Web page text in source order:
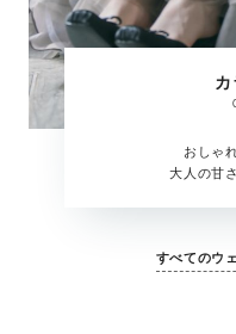
カ
おしゃ
大人の甘
すべてのウ